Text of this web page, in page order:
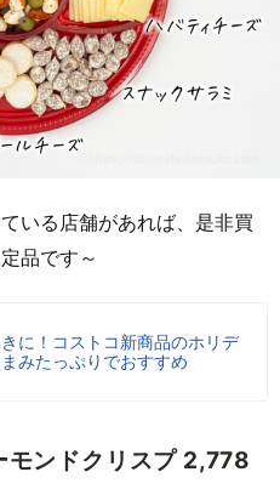
いる店舗があれば、是非買
品です～
に！コストコ新商品のホリデ
みたっぷりでおすすめ
ンドクリスプ 2,778